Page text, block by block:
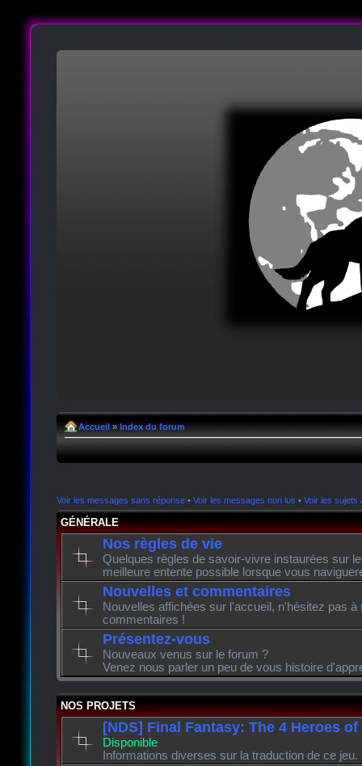
Accueil » Index du forum
Voir les messages sans réponse • Voir les messages non lus • Voir les sujets
GÉNÉRALE
Nos règles de vie
Quelques règles de savoir-vivre instaurées sur
meilleure entente possible lorsque vous
Nouvelles et commentaires
Nouvelles affichées sur l'accueil, n'hésitez pas à
commentaires !
Présentez-vous
Nouveaux venus sur le forum ?
Venez nous parler un peu de vous histoire
NOS PROJETS
[NDS] Final Fantasy: The 4 Heroes
Disponible
Informations diverses sur la traduction de ce jeu.